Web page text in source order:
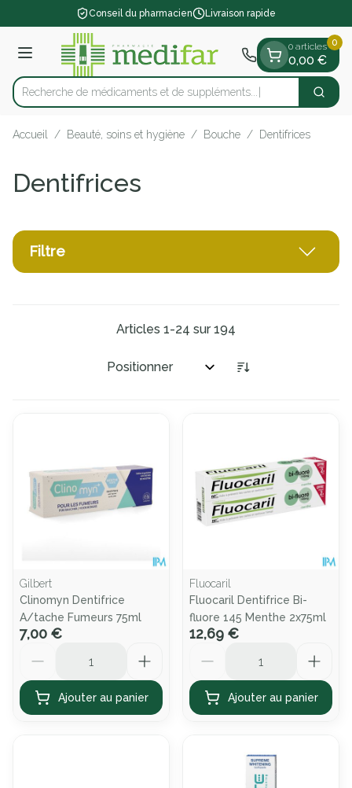
Aller au contenu
1 de 1Conseil du pharmacien Livraison rapide
Menu
Rechercher
Recherche de médicaments et
0 articles
0,00 €
0
Accueil / Beauté, soins et hygiène / Bouche / Dentifrices
Dentifrices
Filtre
Articles 1-24 sur194
Trier par:
Gilbert
Clinomyn Dentifrice
A/tache Fumeurs 75ml
7,00 €
Ajouter au panier
Fluocaril
Fluocaril Dentifrice Bi-
fluore 145 Menthe 2x75ml
12,69 €
Ajouter au panier